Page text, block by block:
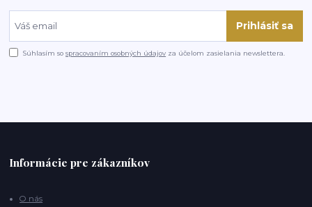
Prihlásiť sa
Súhlasím sospracovaním osobných údajov za účelom zasielania newslettera.
Informácie pre zákazníkov
O nás